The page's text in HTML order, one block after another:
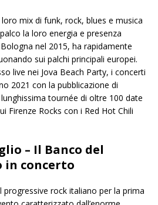
mix di funk, rock, blues e musica
la loro energia e presenza
nel 2015, ha rapidamente
sui palchi principali europei.
live nei Jova Beach Party, i concerti
2021 con la pubblicazione di
tournée di oltre 100 date
Firenze Rocks con i Red Hot Chili
– Il Banco del
in concerto
progressive rock italiano per la prima